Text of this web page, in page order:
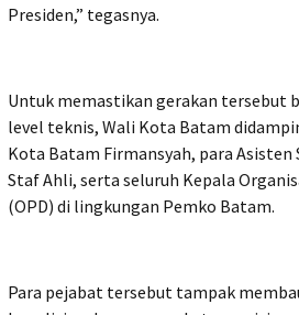
Presiden,” tegasnya.
Untuk memastikan gerakan tersebut
level teknis, Wali Kota Batam
Kota Batam Firmansyah, para Asisten
Staf Ahli, serta seluruh Kepala
(OPD) di lingkungan Pemko Batam.
Para pejabat tersebut tampak